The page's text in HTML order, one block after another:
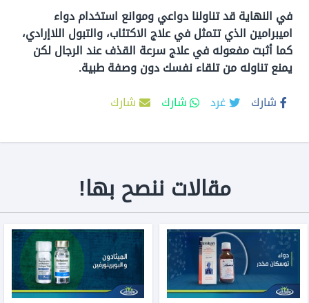
في النهاية قد تناولنا دواعي وموانع استخدام دواء
اميبرامين الذي تتمثل في علاج الاكتئاب، والتبول اللاإرادي،
كما أثبت مفعوله في علاج سرعة القذف عند الرجال لكن
يمنع تناوله من تلقاء نفسك دون وصفة طبية.
شارك
غرد شارك شارك
مقالات ننصح بها!